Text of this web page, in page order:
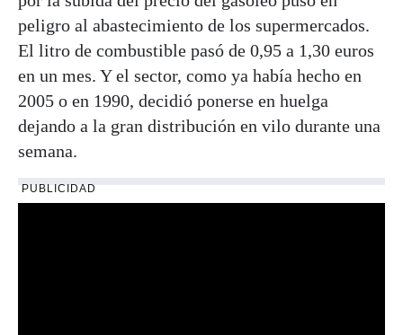
peligro al abastecimiento de los supermercados.
El litro de combustible pasó de 0,95 a 1,30 euros
en un mes. Y el sector, como ya había hecho en
2005 o en 1990, decidió ponerse en huelga
dejando a la gran distribución en vilo durante una
semana.
PUBLICIDAD